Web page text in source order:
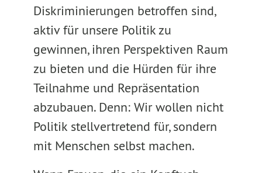
Diskriminierungen betroffen sind,
aktiv für unsere Politik zu
gewinnen, ihren Perspektiven Raum
zu bieten und die Hürden für ihre
Teilnahme und Repräsentation
abzubauen. Denn: Wir wollen nicht
Politik stellvertretend für, sondern
mit Menschen selbst machen.